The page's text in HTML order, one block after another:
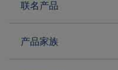
联名产品
产品家族